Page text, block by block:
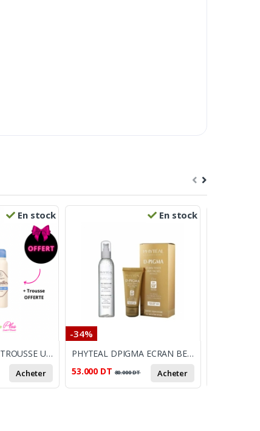
En stock
ROGE CAVAILLES TROUSSE UHT HUILE LAVENTE+DEO 20ML
Acheter
En stock
-34%
PHYTEAL DPIGMA ECRAN BEIGE ROSE SPF50+ 50ML +DPIGMA EAU MICELLAIRE A L’ALOE VERA 150ML
53.000 DT 80.000DT Acheter